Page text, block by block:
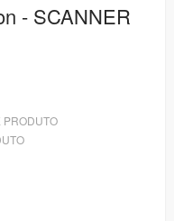
- SCANNER
PRODUTO